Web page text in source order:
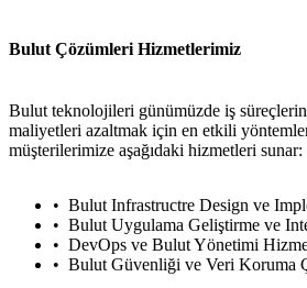
Bulut Çözümleri Hizmetlerimiz
Bulut teknolojileri günümüzde iş
maliyetleri azaltmak için en etkili
müşterilerimize aşağıdaki hizmetleri sunar:
Bulut Infrastructre Design ve
Bulut Uygulama Geliştirme ve
DevOps ve Bulut Yönetimi
Bulut Güvenliği ve Veri Koruma